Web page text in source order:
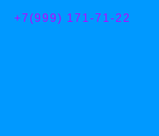
+7(999) 171-71-22